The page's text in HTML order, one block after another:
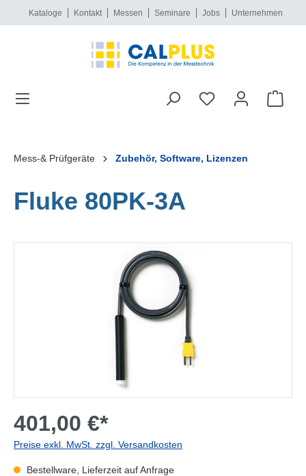
springen
Kataloge Kontakt Messen Seminare Jobs Unternehmen
Mess-& Prüfgeräte Zubehör, Software, Lizenzen
Fluke 80PK-3A
401,00 €*
Preise exkl. MwSt. zzgl. Versandkosten
Bestellware, Lieferzeit auf Anfrage